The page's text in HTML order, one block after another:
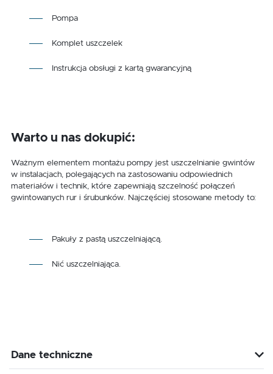
Pompa
Komplet uszczelek
Instrukcja obsługi z kartą gwarancyjną
Warto u nas dokupić:
Ważnym elementem montażu pompy jest uszczelnianie gwintów
w instalacjach, polegających na zastosowaniu odpowiednich
materiałów i technik, które zapewniają szczelność połączeń
gwintowanych rur i śrubunków. Najczęściej stosowane metody to:
Pakuły z pastą uszczelniającą.
Nić uszczelniająca.
Dane techniczne